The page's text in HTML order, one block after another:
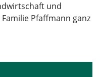
und
Pfaffmann ganz